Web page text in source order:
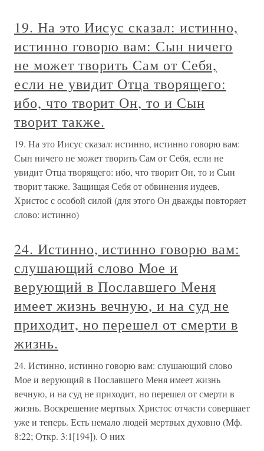
19. На это Иисус сказал: истинно,
истинно говорю вам: Сын ничего
не может творить Сам от Себя,
если не увидит Отца творящего:
ибо, что творит Он, то и Сын
творит также.
19. На это Иисус сказал: истинно, истинно говорю вам:
Сын ничего не может творить Сам от Себя, если не
увидит Отца творящего: ибо, что творит Он, то и Сын
творит также. Защищая Себя от обвинения иудеев,
Христос с особой силой (для этого Он дважды повторяет
слово: истинно)
24. Истинно, истинно говорю вам:
слушающий слово Мое и
верующий в Пославшего Меня
имеет жизнь вечную, и на суд не
приходит, но перешел от смерти в
жизнь.
24. Истинно, истинно говорю вам: слушающий слово
Мое и верующий в Пославшего Меня имеет жизнь
вечную, и на суд не приходит, но перешел от смерти в
жизнь. Воскрешение мертвых Христос отчасти совершает
уже и теперь. Есть немало людей мертвых духовно (Мф.
8:22; Откр. 3:1[194]). О них